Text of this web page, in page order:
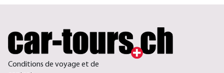
Conditions de voyage et de